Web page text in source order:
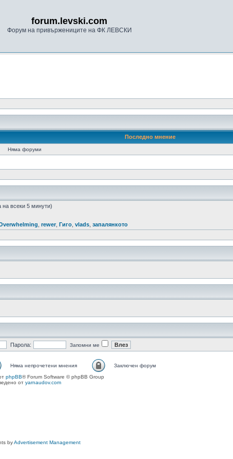
forum.levski.com
Форум на привържениците на ФК ЛЕВСКИ
Последно мнение
Няма форуми
на всеки 5 минути)
rewer, Гиго vlads запалянкото
Парола: Запомни ме
Няма непрочетени мнения
Заключен форум
phpBB® Forum Software © phpBB Group
от yarnaudov.com
byAdvertisement Management